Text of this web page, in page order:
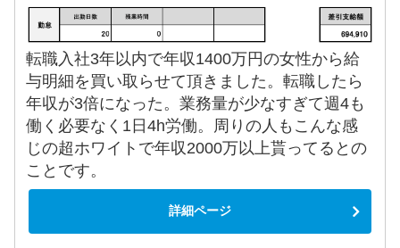
転職入社3年以内で年収1400万円の女性から給
与明細を買い取らせて頂きました。転職したら
年収が3倍になった。業務量が少なすぎて週4も
働く必要なく1日4h労働。周りの人もこんな感
じの超ホワイトで年収2000万以上貰ってるとの
ことです。
詳細ページ